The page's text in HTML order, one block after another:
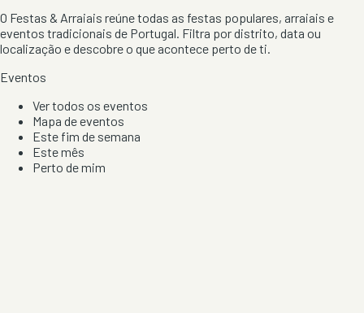
O Festas & Arraiais reúne todas as festas populares, arraiais e
eventos tradicionais de Portugal. Filtra por distrito, data ou
localização e descobre o que acontece perto de ti.
Eventos
Ver todos os eventos
Mapa de eventos
Este fim de semana
Este mês
Perto de mim